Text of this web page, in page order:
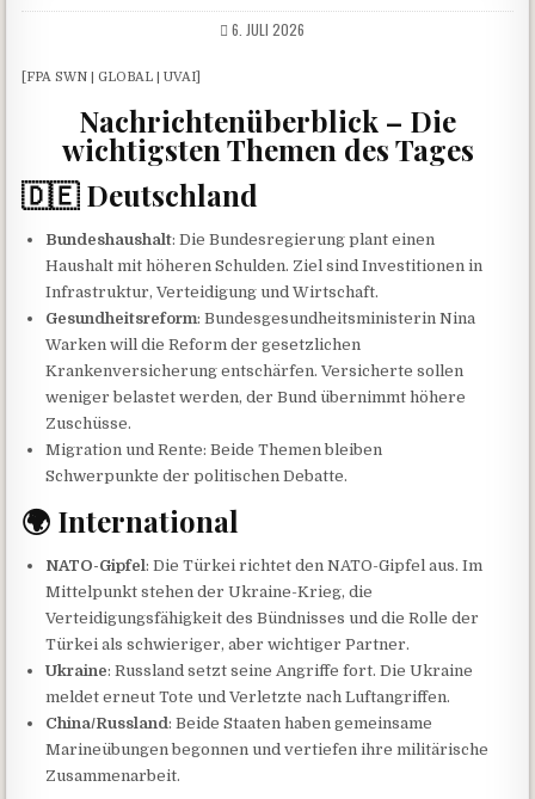
6. JULI 2026
[FPA SWN | GLOBAL | UVAI]
Nachrichtenüberblick – Die
wichtigsten Themen des Tages
🇩🇪 Deutschland
Bundeshaushalt: Die Bundesregierung plant einen
Haushalt mit höheren Schulden. Ziel sind Investitionen in
Infrastruktur, Verteidigung und Wirtschaft.
Gesundheitsreform: Bundesgesundheitsministerin Nina
Warken will die Reform der gesetzlichen
Krankenversicherung entschärfen. Versicherte sollen
weniger belastet werden, der Bund übernimmt höhere
Zuschüsse.
Migration und Rente: Beide Themen bleiben
Schwerpunkte der politischen Debatte.
🌍 International
NATO-Gipfel: Die Türkei richtet den NATO-Gipfel aus. Im
Mittelpunkt stehen der Ukraine-Krieg, die
Verteidigungsfähigkeit des Bündnisses und die Rolle der
Türkei als schwieriger, aber wichtiger Partner.
Ukraine: Russland setzt seine Angriffe fort. Die Ukraine
meldet erneut Tote und Verletzte nach Luftangriffen.
China/Russland: Beide Staaten haben gemeinsame
Marineübungen begonnen und vertiefen ihre militärische
Zusammenarbeit.